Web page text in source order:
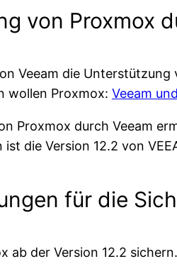
von Proxmox
Veeam die
wollen Proxmox: Veeam
Proxmox durch Veeam
die Version 12.2 von
für die
ab der Version 12.2